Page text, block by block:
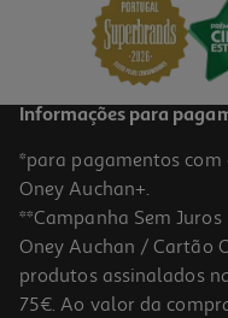
PVP de editor
15,98 €
-10%
Informações para
*para pagamentos
Oney Auchan+.
**Campanha Sem
Oney Auchan / Cartão
produtos assinalados
75€. Ao valor da